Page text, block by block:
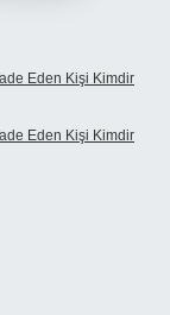
Eden Kişi Kimdir
Eden Kişi Kimdir